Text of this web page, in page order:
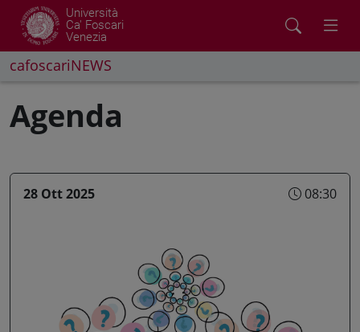
Università
Ca' Foscari
Venezia
cafoscariNEWS
Agenda
28 Ott 2025 08:30